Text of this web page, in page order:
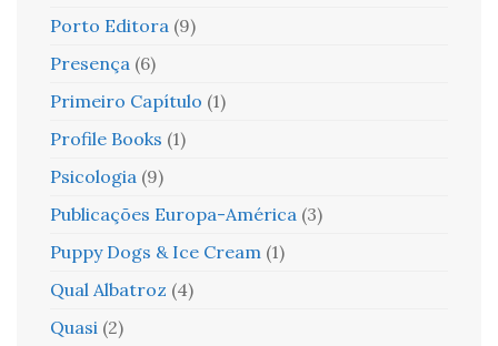
Porto Editora (9)
Presença (6)
Primeiro Capítulo (1)
Profile Books (1)
Psicologia (9)
Publicações Europa-América (3)
Puppy Dogs & Ice Cream (1)
Qual Albatroz (4)
Quasi (2)